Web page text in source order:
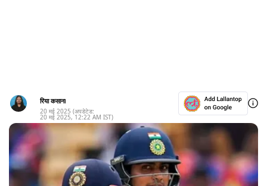
रिया कसाना
20 मई 2025 (अपडेटेड:
20 मई 2025, 12:22 AM IST)